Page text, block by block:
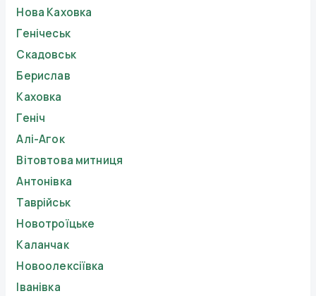
Нова Каховка
Генічеськ
Скадовськ
Берислав
Каховка
Геніч
Алі-Агок
Вітовтова митниця
Антонівка
Таврійськ
Новотроїцьке
Каланчак
Новоолексіївка
Іванівка